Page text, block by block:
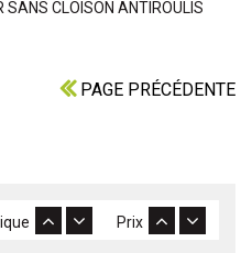
SANS CLOISON ANTIROULIS
PAGE PRÉCÉDENTE
Prix